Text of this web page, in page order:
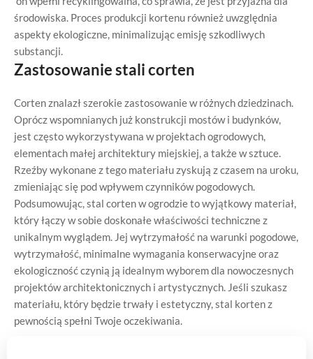
środowiska. Proces produkcji kortenu również uwzględnia
aspekty ekologiczne, minimalizując emisję szkodliwych
substancji.
Zastosowanie stali corten
Corten znalazł szerokie zastosowanie w różnych dziedzinach.
Oprócz wspomnianych już konstrukcji mostów i budynków,
jest często wykorzystywana w projektach ogrodowych,
elementach małej architektury miejskiej, a także w sztuce.
Rzeźby wykonane z tego materiału zyskują z czasem na uroku,
zmieniając się pod wpływem czynników pogodowych.
Podsumowując, stal corten w ogrodzie to wyjątkowy materiał,
który łączy w sobie doskonałe właściwości techniczne z
unikalnym wyglądem. Jej wytrzymałość na warunki pogodowe,
wytrzymałość, minimalne wymagania konserwacyjne oraz
ekologiczność czynią ją idealnym wyborem dla nowoczesnych
projektów architektonicznych i artystycznych. Jeśli szukasz
materiału, który będzie trwały i estetyczny, stal korten z
pewnością spełni Twoje oczekiwania.